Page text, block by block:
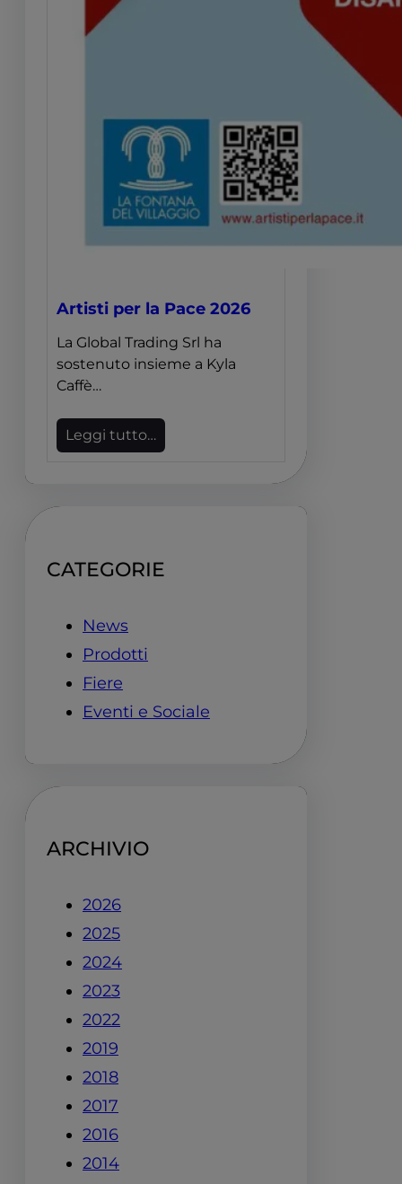
Artisti per la Pace 2026
La Global Trading Srl ha
sostenuto insieme a Kyla
Caffè…
Leggi tutto…
CATEGORIE
News
Prodotti
Fiere
Eventi e Sociale
ARCHIVIO
2026
2025
2024
2023
2022
2019
2018
2017
2016
2014